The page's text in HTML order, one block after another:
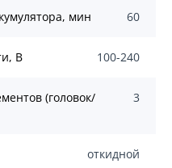
мин 60
В 100-240
(головок/
3
откидной